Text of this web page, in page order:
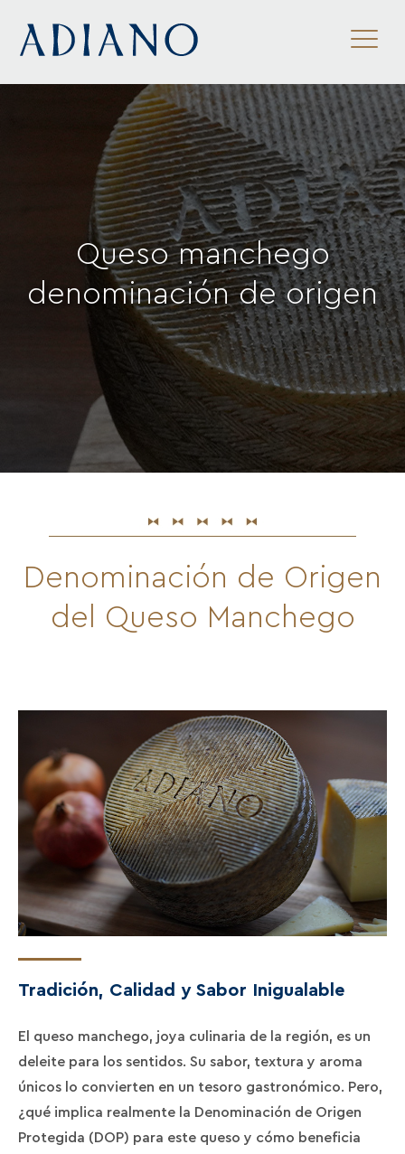
Queso manchego
denominación de origen
Denominación de Origen
del Queso Manchego
Tradición, Calidad y Sabor Inigualable
El queso manchego, joya culinaria de la región, es un
deleite para los sentidos. Su sabor, textura y aroma
únicos lo convierten en un tesoro gastronómico. Pero,
¿qué implica realmente la Denominación de Origen
Protegida (DOP) para este queso y cómo beneficia